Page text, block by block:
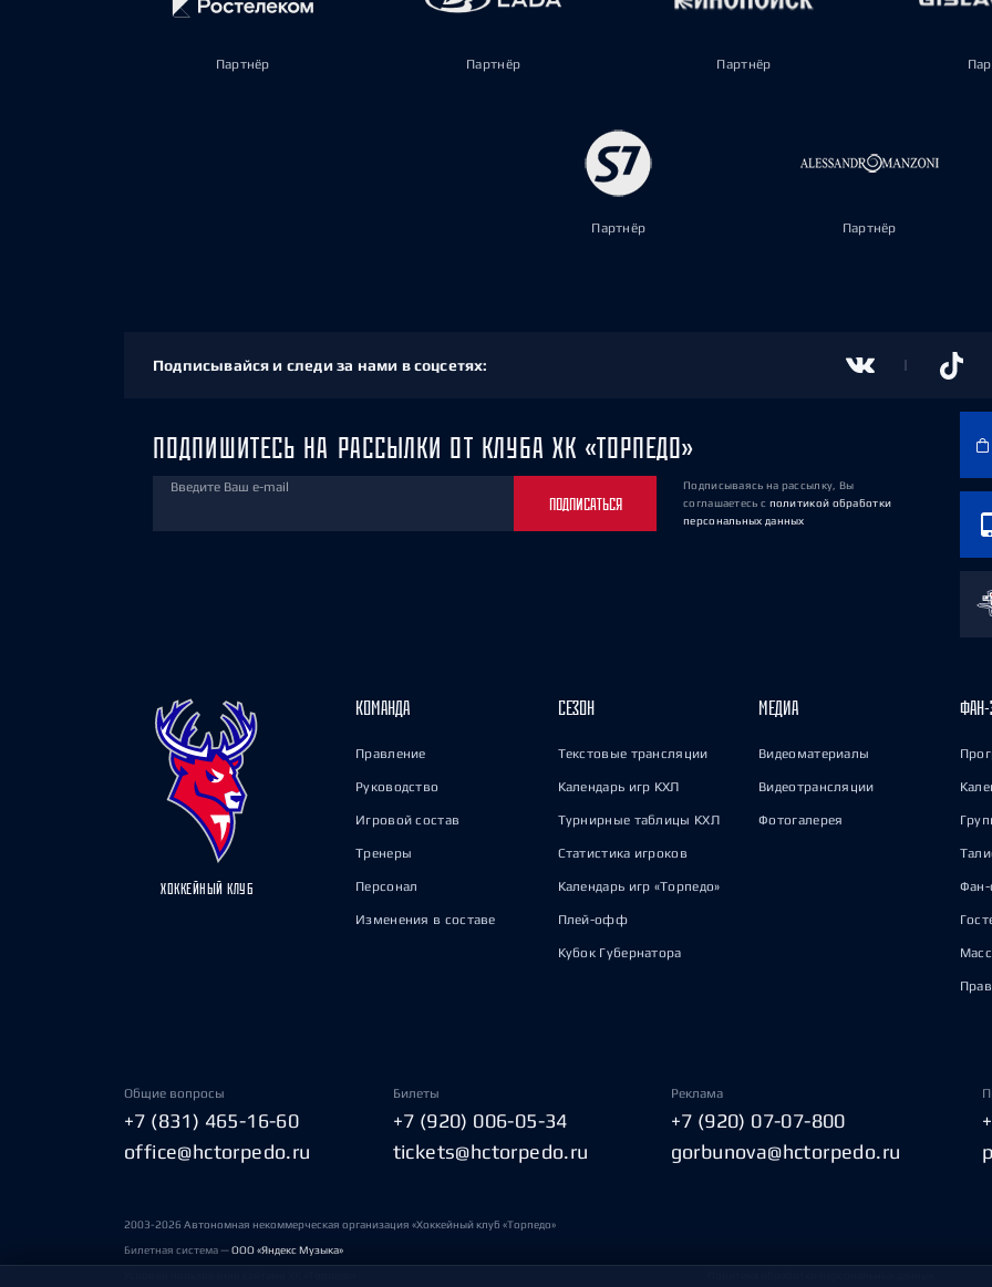
Партнёр Партнёр Партнёр
Партнёр Партнёр
Подписывайся и следи за нами в соцсетях:
ПОДПИШИТЕСЬ НА РАССЫЛКИ ОТ КЛУБА ХК «ТОРПЕДО»
Введите Ваш e-mail
ПОДПИСАТЬСЯ
Подписываясь на рассылку, Вы
соглашаетесь с политикой обработки
персональных данных
ХОККЕЙНЫЙ КЛУБ
КОМАНДА
Правление
Руководство
Игровой состав
Тренеры
Персонал
Изменения в составе
СЕЗОН
Текстовые трансляции
Календарь игр КХЛ
Турнирные таблицы КХЛ
Статистика игроков
Календарь игр «Торпедо»
Плей-офф
Кубок Губернатора
МЕДИА
Видеоматериалы
Видеотрансляции
Фотогалерея
ФАН-
Фан-
Общие вопросы
+7 (831) 465-16-60
office@hctorpedo.ru
Билеты
+7 (920) 006-05-34
tickets@hctorpedo.ru
Реклама
+7 (920) 07-07-800
gorbunova@hctorpedo.ru
2003-2026 Автономная некоммерческая организация «Хоккейный клуб «Торпедо»
Билетная система —ООО «Яндекс Музыка»